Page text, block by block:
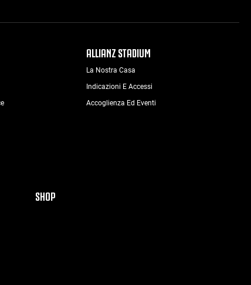
ALLIANZ STADIUM
La Nostra Casa
Indicazioni E Accessi
Accoglienza Ed Eventi
SHOP